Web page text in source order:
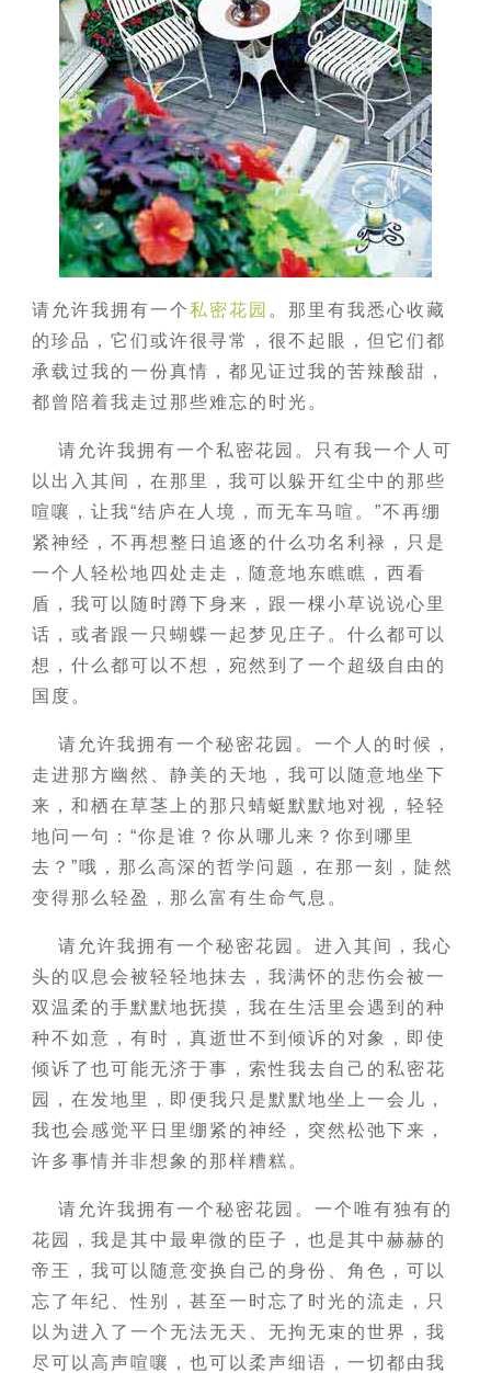
请允许我拥有一个私密花园 。那里有我悉心收藏
的珍品，它们或许很寻常，很不起眼，但它们都
承载过我的一份真情，都见证过我的苦辣酸甜，
都曾陪着我走过那些难忘的时光。
请允许我拥有一个私密花园。只有我一个人可
以出入其间，在那里，我可以躲开红尘中的那些
喧嚷，让我“结庐在人境，而无车马喧。”不再绷
紧神经，不再想整日追逐的什么功名利禄，只是
一个人轻松地四处走走，随意地东瞧瞧，西看
盾，我可以随时蹲下身来，跟一棵小草说说心里
话，或者跟一只蝴蝶一起梦见庄子。什么都可以
想，什么都可以不想，宛然到了一个超级自由的
国度。
请允许我拥有一个秘密花园。一个人的时候，
走进那方幽然、静美的天地，我可以随意地坐下
来，和栖在草茎上的那只蜻蜓默默地对视，轻轻
地问一句：“你是谁？你从哪儿来？你到哪里
去？”哦，那么高深的哲学问题，在那一刻，陡然
变得那么轻盈，那么富有生命气息。
请允许我拥有一个秘密花园。进入其间，我心
头的叹息会被轻轻地抹去，我满怀的悲伤会被一
双温柔的手默默地抚摸，我在生活里会遇到的种
种不如意，有时，真逝世不到倾诉的对象，即使
倾诉了也可能无济于事，索性我去自己的私密花
园，在发地里，即便我只是默默地坐上一会儿，
我也会感觉平日里绷紧的神经，突然松弛下来，
许多事情并非想象的那样糟糕。
请允许我拥有一个秘密花园。一个唯有独有的
花园，我是其中最卑微的臣子，也是其中赫赫的
帝王，我可以随意变换自己的身份、角色，可以
忘了年纪、性别，甚至一时忘了时光的流走，只
以为进入了一个无法无天、无拘无束的世界，我
尽可以高声喧嚷，也可以柔声细语，一切都由我